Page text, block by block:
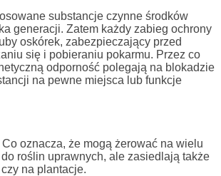
substancje czynne środków
generacji. Zatem każdy zabieg ochrony
oskórek, zabezpieczający przed
się i pobieraniu pokarmu. Przez co
odporność polegają na blokadzie
na pewne miejsca lub funkcje
oznacza, że mogą żerować na wielu
roślin uprawnych, ale zasiedlają także
na plantacje.